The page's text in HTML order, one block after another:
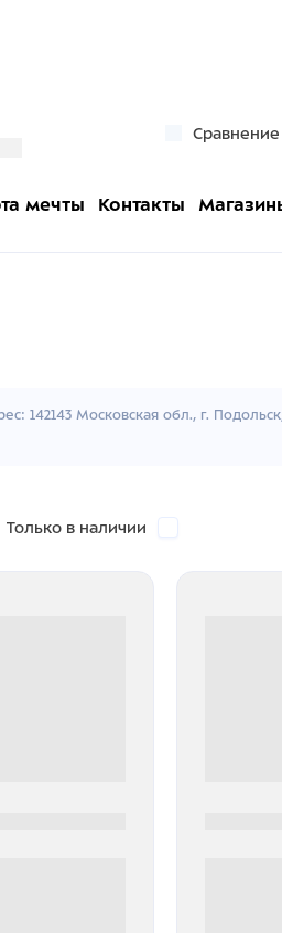
Сравнение
мечты Контакты
142143 Московская обл., г.
Только в наличии